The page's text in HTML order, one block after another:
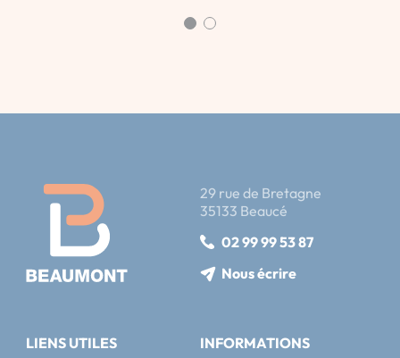
29 rue de Bretagne
35133 Beaucé
02 99 99 53 87
Nous écrire
LIENS UTILES INFORMATIONS